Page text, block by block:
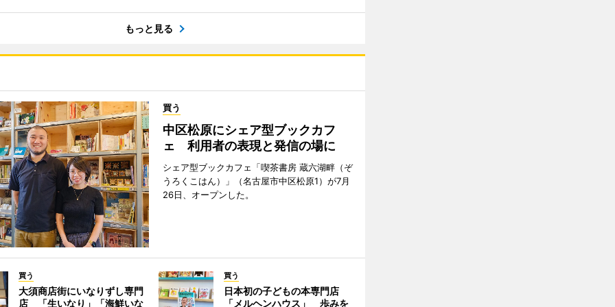
もっと見る
買う
中区松原にシェア型ブックカフ
ェ 利用者の表現と発信の場に
シェア型ブックカフェ「喫茶書房 蔵六湖畔（ぞ
うろくこはん）」（名古屋市中区松原1）が7月
26日、オープンした。
買う
大須商店街にいなりずし専門
店 「生いなり」「海鮮いな
買う
日本初の子どもの本専門店
「メルヘンハウス」 歩みを